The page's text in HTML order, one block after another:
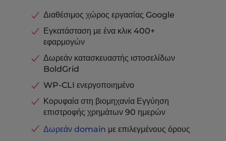
Υποστήριξη επιπέδου Pro
Περιλαμβάνεται
Προηγμένη προσωρινή
αποθήκευση δεδομένων
Παρκαρισμένα domains
Απεριόριστα
Βάσεις δεδομένων MySQL &
PostgreSQL
Αποθήκευση email ανά
Υποστήριξη μέσω τηλεφώνου,
συνομιλίας και εισιτηρίων
Περιλαμβάνεται
vCPU
2
RAM
4GB
Αφιερωμένη διεύθυνση IP
Μετανάστευση ιστότοπου χωρίς
χρόνο διακοπής
Διαθέσιμο
απόδοση
Ταχύτητα & επιδόσεις
Έτοιμο για ηλεκτρονικό εμπόριο
Περιλαμβάνεται
Υποστήριξη επιπέδου Pro
Περιλαμβάνεται
Προηγμένη προσωρινή
αποθήκευση δεδομένων
Περιλαμβάνεται
Διαθέσιμος χώρος εργασίας Google
Εγκατάσταση με ένα κλικ 400+
εφαρμογών
Δωρεάν κατασκευαστής ιστοσελίδων
BoldGrid
WP-CLI ενεργοποιημένο
Κορυφαία στη βιομηχανία Εγγύηση
επιστροφής χρημάτων 90 ημερών
Δωρεάν domain με επιλεγμένους όρους